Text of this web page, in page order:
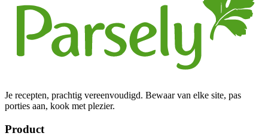
Je recepten, prachtig vereenvoudigd. Bewaar van elke site, pas
porties aan, kook met plezier.
Product